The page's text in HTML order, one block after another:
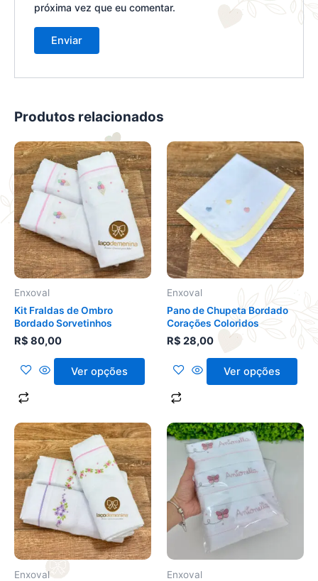
próxima vez que eu comentar.
Produtos relacionados
Enxoval
Kit Fraldas de Ombro
Bordado Sorvetinhos
R$ 80,00
Ver opções
Este
produto
tem
várias
variantes.
As
opções
podem
na
página
produto
Enxoval
Pano de Chupeta Bordado
Corações Coloridos
R$ 28,00
Ver opções
Este
produto
tem
várias
variantes.
As
opções
podem
na
página
produto
Enxoval
Este
produto
tem
várias
variantes.
As
opções
podem
Enxoval
Este
produto
tem
várias
variantes.
As
opções
podem